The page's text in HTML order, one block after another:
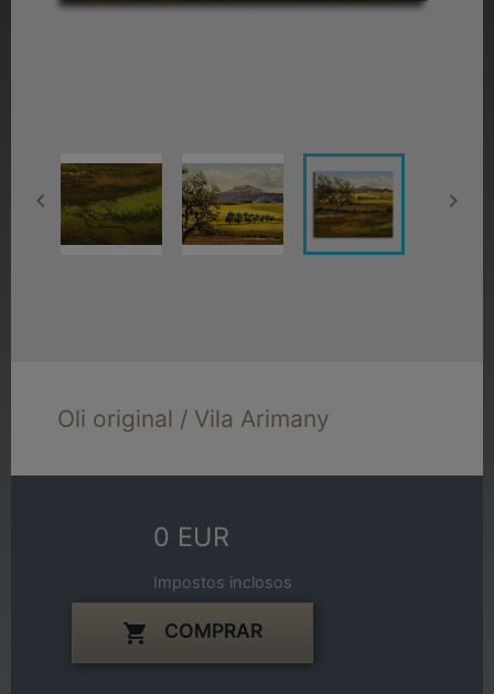
 
Oli original / Vila Arimany
0 EUR
Impostos inclosos
 COMPRAR